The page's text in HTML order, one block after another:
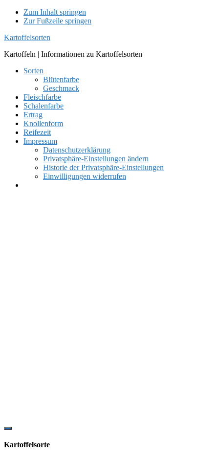
Zum Inhalt springen
Zur Fußzeile springen
Kartoffelsorten
Kartoffeln | Informationen zu Kartoffelsorten
Sorten
Blütenfarbe
Geschmack
Fleischfarbe
Schalenfarbe
Ertrag
Knollenform
Reifezeit
Impressum
Datenschutzerklärung
Privatsphäre-Einstellungen ändern
Historie der Privatsphäre-Einstellungen
Einwilligungen widerrufen
Show
Content
Kartoffelsorte